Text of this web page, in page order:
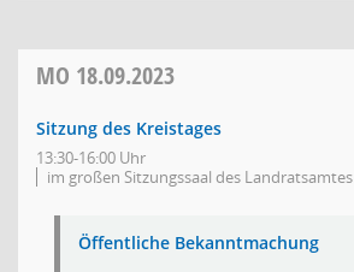
MO 18.09.2023
Sitzung des Kreistages
13:30-16:00 Uhr
im großen Sitzungssaal des Landratsamtes
Öffentliche Bekanntmachung